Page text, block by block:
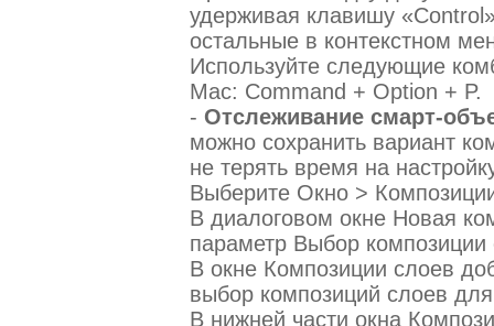
удерживая клавишу
остальные в контекстном
Используйте следующие
Mac: Command + Option + P.
- Отслеживание смарт-
можно сохранить вариант
не терять время на
Выберите Окно >
В диалоговом окне Новая
параметр Выбор
В окне Композиции слоев
выбор композиций слоев
В нижней части окна